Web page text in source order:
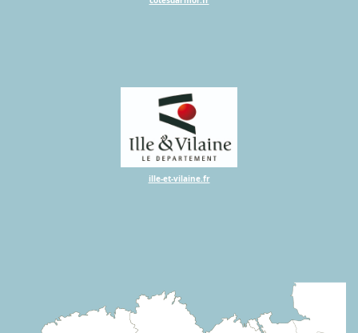
ille-et-vilaine.fr